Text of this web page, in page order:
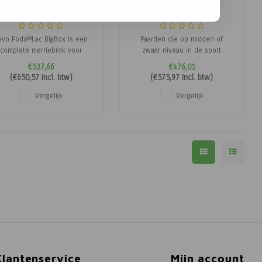
Podo®Lac BigBox is een
complete merriebrok voor
merries. Ondersteunt
gezonde ontwikkeling van
veulen, melkgift en conditie
van de merrie.
€537,66
(€650,57Incl. btw)
Vergelijk
Paarden die op midden of
zwaar niveau in de sport
lopen, hebben onder andere
genoeg energie en eiwitten
nodig om optimale
sportprestaties te kunnen
voor alle sportpaarden
€476,01
(€575,97 Incl. btw)
Vergelijk
Mijn account